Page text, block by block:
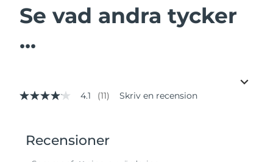
Se vad andra tycker
...
4.1
genomsnittligt
betyg.
4.1 (11) Skriv en recension